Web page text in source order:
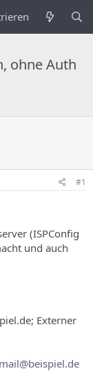
ohne Auth
#1
(ISPConfig
und auch
Externer